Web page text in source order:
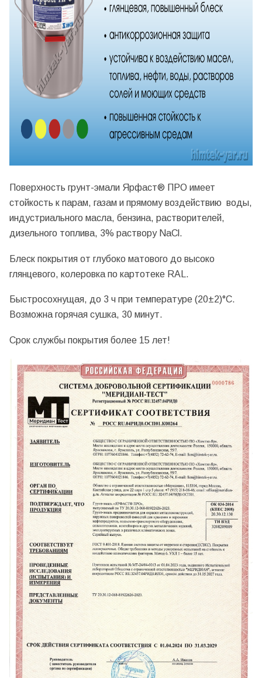
Поверхность грунт-эмали Ярфаст® ПРО имеет
стойкость к парам, газам и прямому воздействию воды,
индустриального масла, бензина, растворителей,
дизельного топлива, 3% раствору NaCl.
Блеск покрытия от глубоко матового до высоко
глянцевого, колеровка по картотеке RAL.
Быстросохнущая, до 3 ч при температуре (20±2)°С.
Возможна горячая сушка, 30 минут.
Срок службы покрытия более 15 лет!